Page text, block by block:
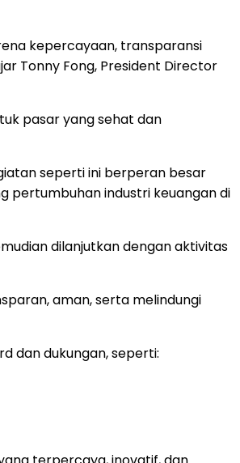
kepercayaan, transparansi
Tonny Fong, President Director
pasar yang sehat dan
seperti ini berperan besar
pertumbuhan industri keuangan di
dilanjutkan dengan aktivitas
aman, serta melindungi
dan dukungan, seperti: